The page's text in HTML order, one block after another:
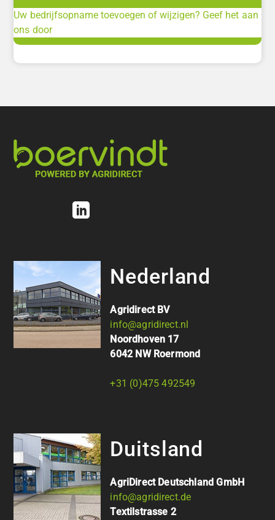
Uw bedrijfsopname toevoegen of wijzigen? Geef het aan
ons door
Nederland
Agridirect BV
info@agridirect.nl
Noordhoven 17
6042 NW Roermond
+31 (0)475 492549
Duitsland
AgriDirect Deutschland GmbH
info@agridirect.de
Textilstrasse 2